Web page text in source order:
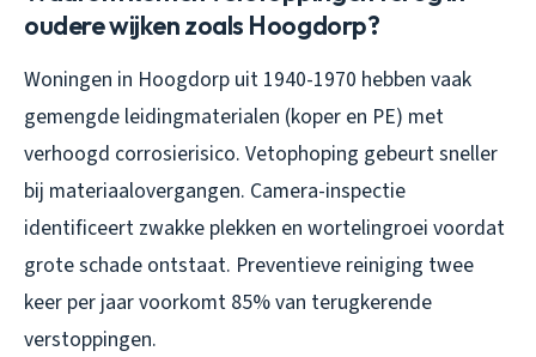
oudere wijken zoals Hoogdorp?
Woningen in Hoogdorp uit 1940-1970 hebben vaak
gemengde leidingmaterialen (koper en PE) met
verhoogd corrosierisico. Vetophoping gebeurt sneller
bij materiaalovergangen. Camera-inspectie
identificeert zwakke plekken en wortelingroei voordat
grote schade ontstaat. Preventieve reiniging twee
keer per jaar voorkomt 85% van terugkerende
verstoppingen.